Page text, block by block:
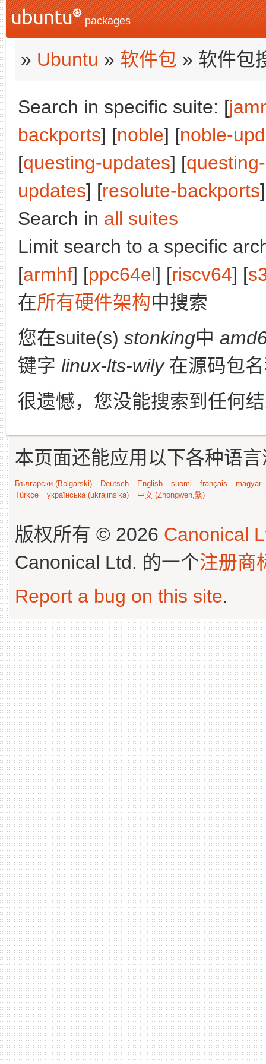
packages
» Ubuntu » 软件包 » 软件包
Search in specific suite: [
backports] [noble] [noble-
[questing-updates] [
updates] [resolute-backports
Search in all suites
Limit search to a specific
[armhf] [ppc64el] [riscv64] [
在所有硬件架构中搜索
您在suite(s) stonking中
键字 linux-lts-wily在源码包
很遗憾，您没能搜索到任何
本页面还能应用以下各种语
Български (Bəlgarski) Deutsch English suomi français
magyar
Türkçe
українська (ukrajins'ka) 中文 (Zhongwen,繁)
版权所有 © 2026 Canonical
Canonical Ltd. 的一个注册商
Report a bug on this site.